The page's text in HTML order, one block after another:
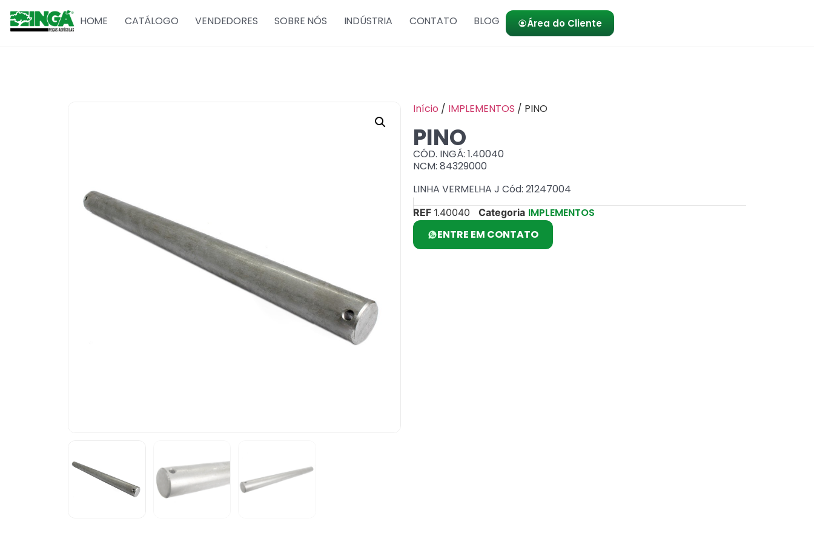
HOME CATÁLOGO VENDEDORES SOBRE NÓS INDÚSTRIA CONTATO BLOG Área do Cliente
Início / IMPLEMENTOS / PINO
PINO
CÓD. INGÁ: 1.40040
NCM: 84329000
LINHA VERMELHA J Cód: 21247004
REF 1.40040 Categoria IMPLEMENTOS
ENTRE EM CONTATO